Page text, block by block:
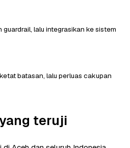
lalu integrasikan ke sistem
batasan, lalu perluas cakupan
teruji